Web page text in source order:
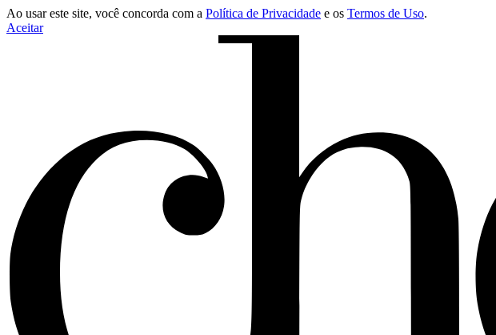
Ao usar este site, você concorda com a Política de Privacidade e os Termos de Uso.
Aceitar